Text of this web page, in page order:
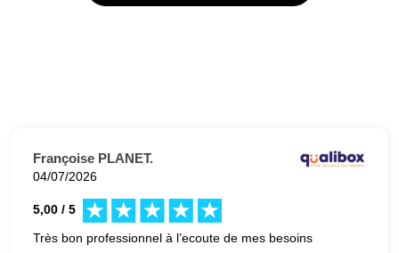
Françoise PLANET.
04/07/2026
5,00 / 5
Très bon professionnel à l’ecoute de mes besoins